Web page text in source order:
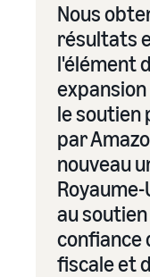
Nous
résultats
l'élément
expansion
le soutien
par
nouveau
au
confiance
fiscale et